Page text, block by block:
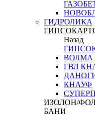
ГИДРОЛИКА
Назад
ВОЛМА
ГВЛ
КНАУФ
ИЗОЛОН/
БАНИ